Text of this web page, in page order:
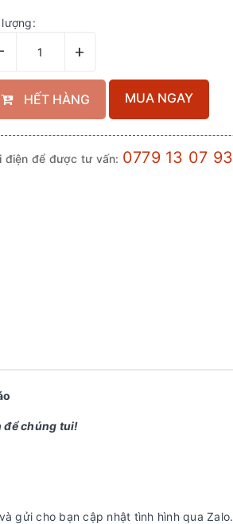
lượng:
+
HẾT HÀNG MUA NGAY
điện để được tư vấn: 0779 13 07 93
để chúng tui!
gửi cho bạn cập nhật tình hình qua Zalo.